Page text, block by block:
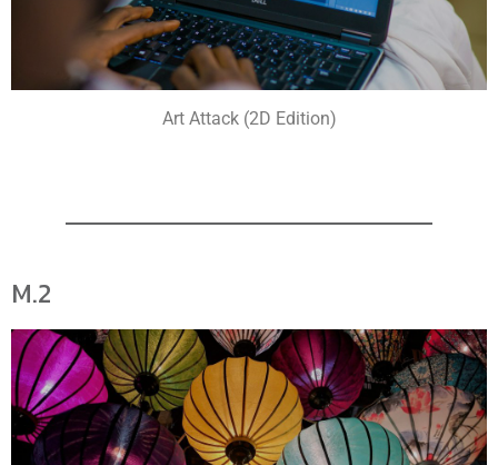
Art Attack (2D Edition)
M.2